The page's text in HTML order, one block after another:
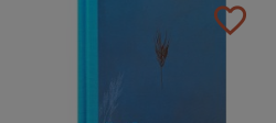
favorite_border